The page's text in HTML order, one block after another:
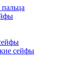
сейфы